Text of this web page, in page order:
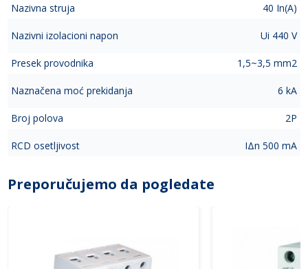
Nazivna struja 40 In(A)
Nazivni izolacioni napon Ui 440 V
Presek provodnika 1,5~3,5 mm2
Naznačena moć prekidanja 6 kA
Broj polova 2P
RCD osetljivost IΔn 500 mA
Preporučujemo da pogledate